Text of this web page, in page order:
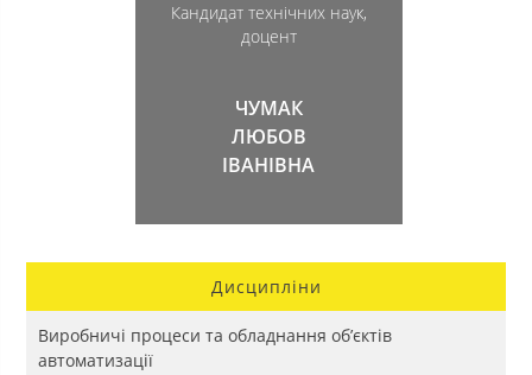
Кандидат технічних наук,
доцент
ЧУМАК
ЛЮБОВ
ІВАНІВНА
Дисципліни
Виробничі процеси та обладнання об’єктів
автоматизації